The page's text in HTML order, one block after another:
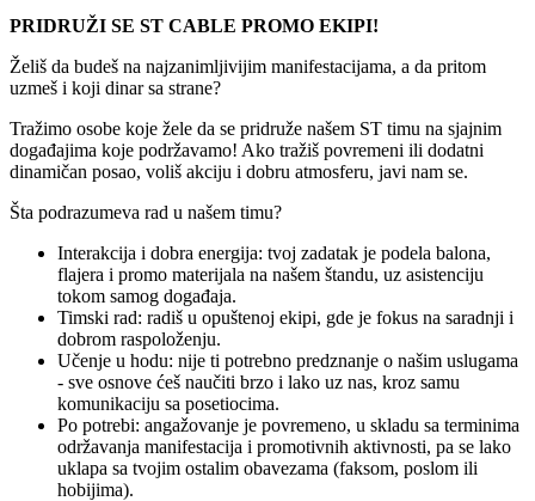
PRIDRUŽI SE ST CABLE PROMO EKIPI!
Želiš da budeš na najzanimljivijim manifestacijama, a da pritom
uzmeš i koji dinar sa strane?
Tražimo osobe koje žele da se pridruže našem ST timu na sjajnim
događajima koje podržavamo! Ako tražiš povremeni ili dodatni
dinamičan posao, voliš akciju i dobru atmosferu, javi nam se.
Šta podrazumeva rad u našem timu?
Interakcija i dobra energija: tvoj zadatak je podela balona,
flajera i promo materijala na našem štandu, uz asistenciju
tokom samog događaja.
Timski rad: radiš u opuštenoj ekipi, gde je fokus na saradnji i
dobrom raspoloženju.
Učenje u hodu: nije ti potrebno predznanje o našim uslugama
- sve osnove ćeš naučiti brzo i lako uz nas, kroz samu
komunikaciju sa posetiocima.
Po potrebi: angažovanje je povremeno, u skladu sa terminima
održavanja manifestacija i promotivnih aktivnosti, pa se lako
uklapa sa tvojim ostalim obavezama (faksom, poslom ili
hobijima).